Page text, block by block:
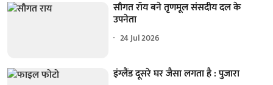
सौगत रॉय बने तृणमूल संसदीय दल के
उपनेता
24 Jul 2026
इंग्लैंड दूसरे घर जैसा लगता है : पुजारा